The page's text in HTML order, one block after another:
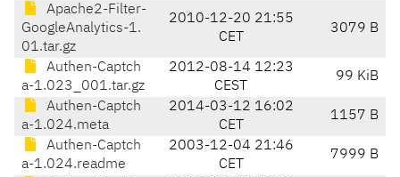
Apache2-Filter-
GoogleAnalytics-1.
01.tar.gz
2010-12-20 21:55
CET
3079 B
Authen-Captch
a-1.023_001.tar.gz
2012-08-14 12:23
CEST
99 KiB
Authen-Captch
a-1.024.meta
2014-03-12 16:02
CET
1157 B
Authen-Captch
a-1.024.readme
2003-12-04 21:46
CET
7999 B